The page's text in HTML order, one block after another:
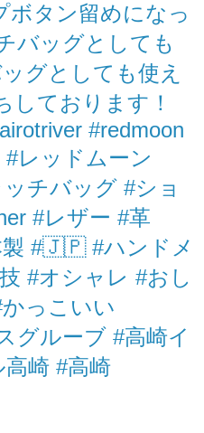
ボタン留めになっ
バッグとしても
グとしても使え
しております！
#redmoon
レッドムーン
チバッグ #ショ
#レザー #革
製 #🇯🇵 #ハンドメ
#オシャレ #おし
っこいい
グルーブ #高崎イ
崎 #高崎